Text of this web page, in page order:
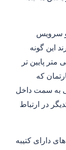
و سرویس
این گونه
که پایین ترین بخش از کف 50 میلی متر پایین تر
که
به سمت داخل
در ارتباط
دارای کتیبه